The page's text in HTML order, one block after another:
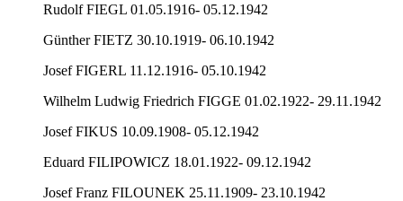
Rudolf FIEGL 01.05.1916- 05.12.1942
Günther FIETZ 30.10.1919- 06.10.1942
Josef FIGERL 11.12.1916- 05.10.1942
Wilhelm Ludwig Friedrich FIGGE 01.02.1922- 29.11.1942
Josef FIKUS 10.09.1908- 05.12.1942
Eduard FILIPOWICZ 18.01.1922- 09.12.1942
Josef Franz FILOUNEK 25.11.1909- 23.10.1942